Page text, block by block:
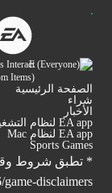
Interact
Items)
الصفحة الرئيسية
شراء
الأخبار
EA app لنظام التشغيل Windows
EA app لنظام Mac
Sports Games
* تطبق شروط
disclaimers